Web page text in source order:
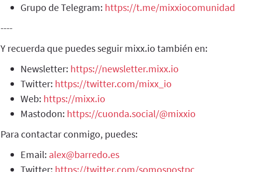
Grupo de Telegram: https://t.me/mixxiocomunidad
----
Y recuerda que puedes seguir mixx.io también en:
Newsletter: https://newsletter.mixx.io
Twitter: https://twitter.com/mixx_io
Web: https://mixx.io
Mastodon: https://cuonda.social/@mixxio
Para contactar conmigo, puedes:
Email: alex@barredo.es
Twitter: https://twitter.com/somospostpc